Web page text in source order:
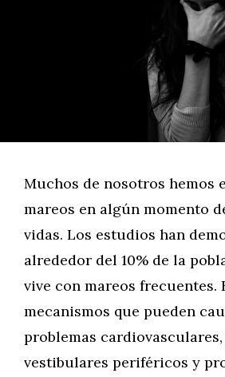
Muchos de nosotros hemos
mareos en algún momento
vidas. Los estudios han
alrededor del 10% de la
vive con mareos frecuentes.
mecanismos que pueden
problemas
vestibulares periféricos y